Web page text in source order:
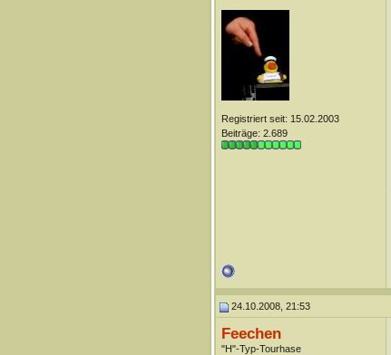
Registriert seit: 15.02.2003
Beiträge: 2.689
24.10.2008, 21:53
Feechen
"H"-Typ-Tourhase